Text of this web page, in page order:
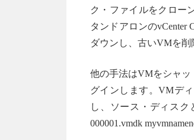
ク・ファイルをクロー
タンドアロンのvCenter
ダウンし、古いVMを削
他の手法はVMをシャッ
グインします。VMデ
し、ソース・ディスク
000001.vmdk